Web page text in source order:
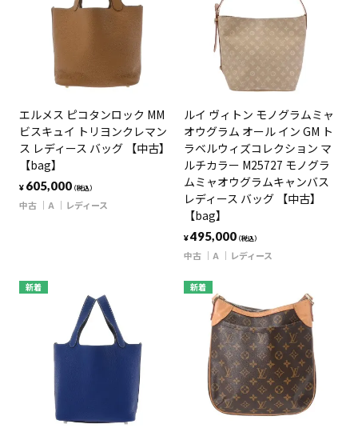
エルメス ピコタンロック MM
ビスキュイ トリヨンクレマン
ス レディース バッグ 【中古】
【bag】
¥ 605,000（税込）
中古 A レディース
ルイ ヴィトン モノグラムミャ
オウグラム オール イン GM ト
ラベルウィズコレクション マ
ルチカラー M25727 モノグラ
ムミャオウグラムキャンバス
レディース バッグ 【中古】
【bag】
¥495,000（税込）
中古 A レディース
新着 新着